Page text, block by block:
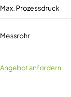
Max. Prozessdruck
Messrohr
Angebot anfordern